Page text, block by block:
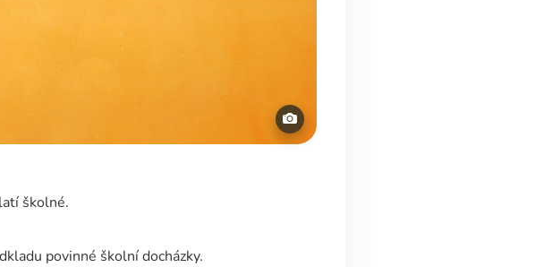
školné.
povinné školní docházky.